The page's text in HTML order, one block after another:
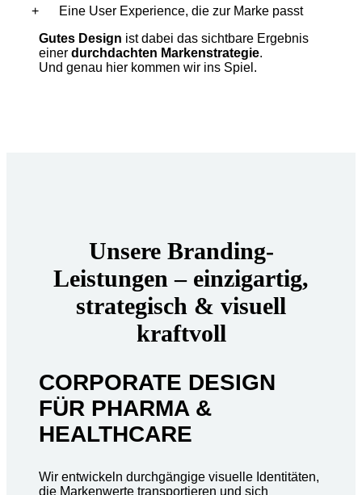
Eine User Experience, die zur Marke passt
Gutes Design ist dabei das sichtbare Ergebnis
einer durchdachten Markenstrategie.
Und genau hier kommen wir ins Spiel.
Unsere Branding-
Leistungen – einzigartig,
strategisch & visuell
kraftvoll
CORPORATE DESIGN
FÜR PHARMA &
HEALTHCARE
Wir entwickeln durchgängige visuelle Identitäten,
die Markenwerte transportieren und sich